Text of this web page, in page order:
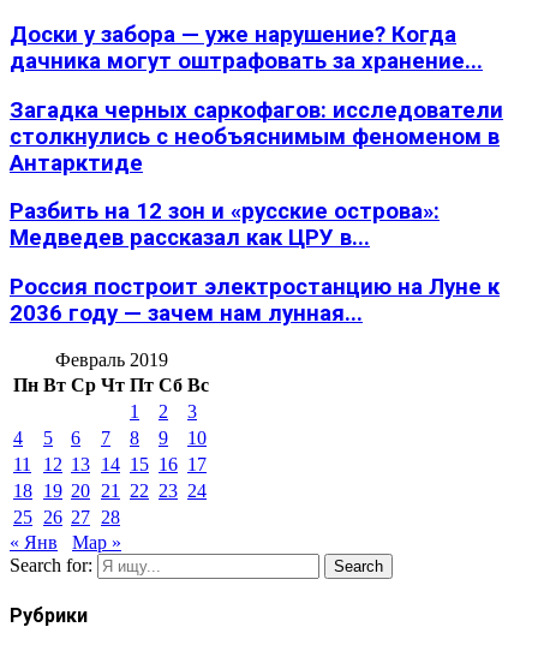
Доски у забора — уже нарушение? Когда
дачника могут оштрафовать за хранение...
Загадка черных саркофагов: исследователи
столкнулись с необъяснимым феноменом в
Антарктиде
Разбить на 12 зон и «русские острова»:
Медведев рассказал как ЦРУ в...
Россия построит электростанцию на Луне к
2036 году — зачем нам лунная...
Февраль 2019
Пн Вт Ср Чт Пт Сб Вс
1
2
3
4
5 6 7 8 9
10
11
12 13 14 15 16 17
18 19 20 21 22 23 24
25 26 27 28
« Янв
Мар »
Search for:
Search
Рубрики